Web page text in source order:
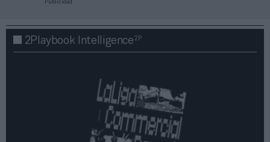
Publicidad
2Playbook Intelligence2P